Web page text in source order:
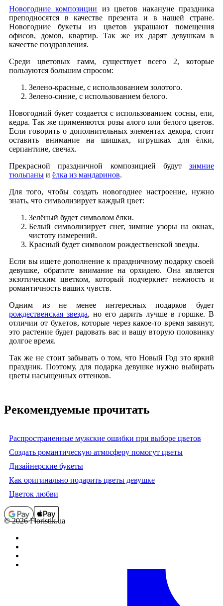
Новогодние композиции из цветов накануне праздника
преподносятся в качестве презента и в нашей стране.
Новогодние букеты из цветов украшают помещения
офисов, домов, квартир. Так же их дарят девушкам в
качестве поздравления.
Среди цветовых гамм, существует всего 2, которые
пользуются большим спросом:
Зелено-красные, с использованием золотого.
Зелено-синие, с использованием белого.
Новогодний букет создается с использованием сосны, ели,
кедра. Так же применяются розы алого или белого цветов.
Если говорить о дополнительных элементах декора, стоит
оставить внимание на шишках, игрушках для ёлки,
серпантине, свечах.
Прекрасной праздничной композицией будут зимние
тюльпаны и ёлка из мандаринов.
Для того, чтобы создать новогоднее настроение, нужно
знать, что символизирует каждый цвет:
Зелёный будет символом ёлки.
Белый символизирует снег, зимние узоры на окнах,
чистоту намерений.
Красный будет символом рождественской звезды.
Если вы ищете дополнение к праздничному подарку своей
девушке, обратите внимание на орхидею. Она является
экзотическим цветком, который подчеркнет нежность и
романтичность ваших чувств.
Одним из не менее интересных подарков будет
рождественская звезда, но его дарить лучше в горшке. В
отличии от букетов, которые через какое-то время завянут,
это растение будет радовать вас и вашу вторую половинку
долгое время.
Так же не стоит забывать о том, что Новый Год это яркий
праздник. Поэтому, для подарка девушке нужно выбирать
цветы насыщенных оттенков.
Рекомендуемые прочитать
Распространенные мужские ошибки при выборе цветов
Создать романтическую атмосферу помогут цветы
Дизайнерские букеты
Как оригинально подарить цветы девушке
Цветок любви
© 2026 Floristik.ua